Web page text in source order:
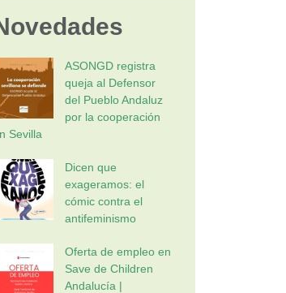
ASONGD registra
queja al Defensor
del Pueblo Andaluz
por la cooperación
Sevilla
Dicen que
exageramos: el
cómic contra el
antifeminismo
Oferta de empleo en
Save de Children
Andalucía |